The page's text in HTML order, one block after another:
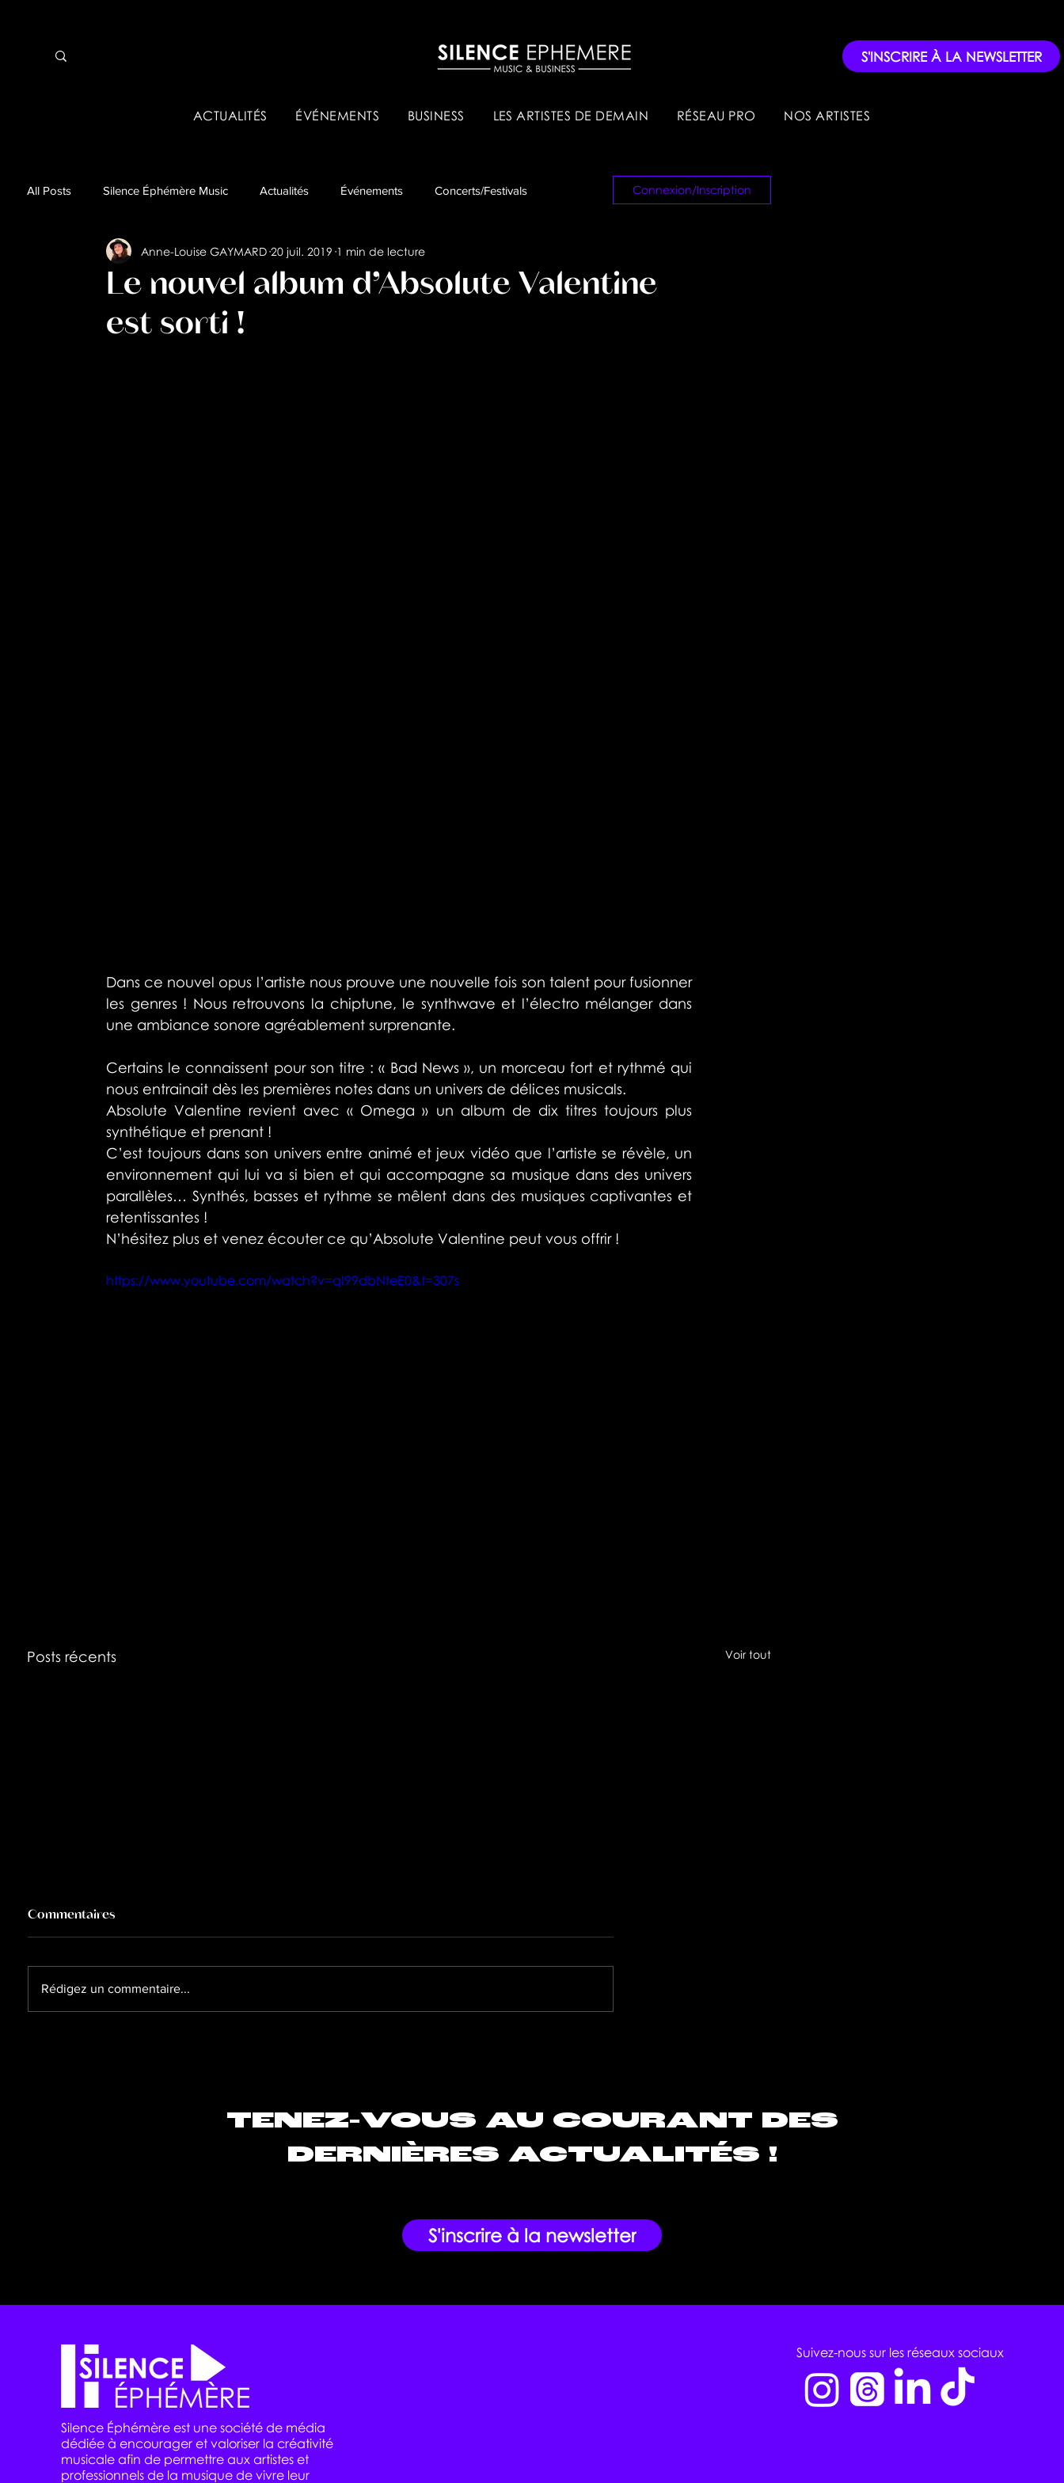
S'INSCRIRE À LA NEWSLETTER
ACTUALITÉS ÉVÉNEMENTS BUSINESS LES ARTISTES DE DEMAIN RÉSEAU PRO NOS ARTISTES
All Posts Silence Éphémère Music Actualités Événements Concerts/Festivals
Événements pros & Tremplins Business Analyses & Tips
Connexion/Inscription
Le nouvel album d’Absolute Valentine
est sorti !
Anne-Louise GAYMARD 20 juil. 2019 1 min de lecture
Dans ce nouvel opus l’artiste nous prouve une nouvelle fois son talent pour fusionner
les genres ! Nous retrouvons la chiptune, le synthwave et l’électro mélanger dans
une ambiance sonore agréablement surprenante.
Certains le connaissent pour son titre : « Bad News », un morceau fort et rythmé qui
nous entrainait dès les premières notes dans un univers de délices musicals.
Absolute Valentine revient avec « Omega » un album de dix titres toujours plus
synthétique et prenant !
C’est toujours dans son univers entre animé et jeux vidéo que l’artiste se révèle, un
environnement qui lui va si bien et qui accompagne sa musique dans des univers
parallèles… Synthés, basses et rythme se mêlent dans des musiques captivantes et
retentissantes !
N’hésitez plus et venez écouter ce qu’Absolute Valentine peut vous offrir !
https://www.youtube.com/watch?v=qI99dbNteE0&t=307s
Posts récents Voir tout
Commentaires
Rédigez un commentaire...
TENEZ-VOUS AU COURANT DES
DERNIÈRES ACTUALITÉS !
S'inscrire à la newsletter
Silence Éphémère est une société de média
dédiée à encourager et valoriser la créativité
musicale afin de permettre aux artistes et
professionnels de la musique de vivre leur
Suivez-nous sur les réseaux sociaux